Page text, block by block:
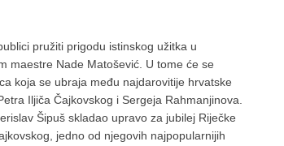
pružiti prigodu istinskog užitka u
maestre Nade Matošević. U tome će se
koja se ubraja među najdarovitije hrvatske
Iljiča Čajkovskog i Sergeja Rahmanjinova.
Šipuš skladao upravo za jubilej Riječke
jedno od njegovih najpopularnijih